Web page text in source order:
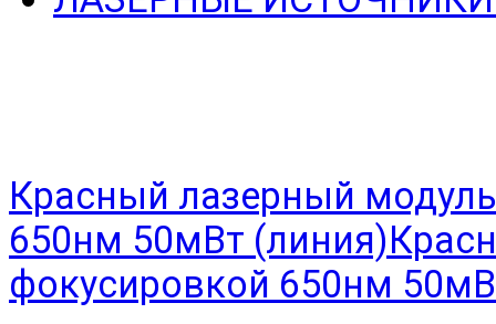
Красный лазерный
650нм 50мВт (линия)
фокусировкой 650нм